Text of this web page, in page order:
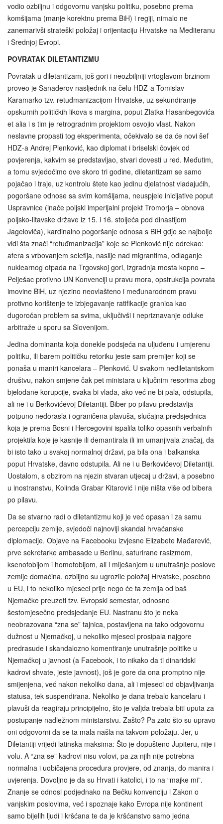
vodio ozbiljnu i odgovornu vanjsku politiku, posebno prema
komšijama (manje korektnu prema BiH) i regiji, nimalo ne
zanemarivši strateški položaj i orijentaciju Hrvatske na Mediteranu
i Srednjoj Evropi.
POVRATAK DILETANTIZMU
Povratak u diletantizam, još gori i neozbiljniji vrtoglavom brzinom
proveo je Sanaderov nasljednik na čelu HDZ-a Tomislav
Karamarko tzv. retuđmanizacijom Hrvatske, uz sekundiranje
opskurnih političkih likova s margina, poput Zlatka Hasanbegovića
et alia i s tim je retrogradnim projektom osvojio vlast. Nakon
neslavne propasti tog eksperimenta, očekivalo se da će novi šef
HDZ-a Andrej Plenković, kao diplomat i briselski čovjek od
povjerenja, kakvim se predstavljao, stvari dovesti u red. Međutim,
a tomu svjedočimo ove skoro tri godine, diletantizam se samo
pojačao i traje, uz kontrolu štete kao jedinu djelatnost vladajućih,
pogoršane odnose sa svim komšijama, neuspjele inicijative poput
Uspravnice (inače poljski imperijalni projekt Tromorja – obnova
poljsko-litavske države iz 15. i 16. stoljeća pod dinastijom
Jageloviča), kardinalno pogoršanje odnosa s BiH gdje se najbolje
vidi šta znači “retuđmanizacija” koje se Plenković nije odrekao:
afera s vrbovanjem selefija, nasilje nad migrantima, odlaganje
nuklearnog otpada na Trgovskoj gori, izgradnja mosta kopno –
Pelješac protivno UN Konvenciji u pravu mora, opstrukcija povrata
imovine BiH, uz njezino neovlašteno i međunarodnom pravu
protivno korištenje te izbjegavanje ratifikacije granica kao
dugoročan problem sa svima, uključivši i nepriznavanje odluke
arbitraže u sporu sa Slovenijom.
Jedina dominanta koja donekle podsjeća na uljuđenu i umjerenu
politiku, ili barem političku retoriku jeste sam premijer koji se
ponaša u maniri kancelara – Plenković. U svakom nediletantskom
društvu, nakon smjene čak pet ministara u ključnim resorima zbog
bjelodane korupcije, svaka bi vlada, ako već ne bi pala, odstupila,
ali ne i u Berkovićevoj Diletantiji. Biber po pilavu predstavlja
potpuno nedorasla i ograničena plavuša, slučajna predsjednica
koja je prema Bosni i Hercegovini ispalila toliko opasnih verbalnih
projektila koje je kasnije ili demantirala ili im umanjivala značaj, da
bi isto tako u svakoj normalnoj državi, pa bila ona i balkanska
poput Hrvatske, davno odstupila. Ali ne i u Berkovićevoj Diletantiji.
Uostalom, s obzirom na njezin stvaran utjecaj u državi, a posebno
u inostranstvu, Kolinda Grabar Kitarović i nije ništa više od bibera
po pilavu.
Da se stvarno radi o diletantizmu koji je već opasan i za samu
percepciju zemlje, svjedoči najnoviji skandal hrvaćanske
diplomacije. Objave na Facebooku izvjesne Elizabete Mađarević,
prve sekretarke ambasade u Berlinu, saturirane rasizmom,
ksenofobijom i homofobijom, ali i miješanjem u unutrašnje poslove
zemlje domaćina, ozbiljno su ugrozile položaj Hrvatske, posebno
u EU, i to nekoliko mjeseci prije nego će ta zemlja od baš
Njemačke preuzeti tzv. Evropski semestar, odnosno
šestomjesečno predsjedanje EU. Nastranu što je neka
neobrazovana “zna se” tajnica, postavljena na tako odgovornu
dužnost u Njemačkoj, u nekoliko mjeseci prosipala najgore
predrasude i skandalozno komentiranje unutrašnje politike u
Njemačkoj u javnost (a Facebook, i to nikako da ti dinaridski
kadrovi shvate, jeste javnost), još je gore da ona promptno nije
smijenjena, već nakon nekoliko dana, ali i mjeseci od objavljivanja
statusa, tek suspendirana. Nekoliko je dana trebalo kancelaru i
plavuši da reagiraju principijelno, što je valjda trebala biti uputa za
postupanje nadležnom ministarstvu. Zašto? Pa zato što su upravo
oni odgovorni da se ta mala našla na takvom položaju. Jer, u
Diletantiji vrijedi latinska maksima: Što je dopušteno Jupiteru, nije i
volu. A “zna se” kadrovi nisu volovi, pa za njih nije potrebna
normalna i uobičajena procedura provjere, od znanja, do manira i
uvjerenja. Dovoljno je da su Hrvati i katolici, i to na “majke mi”.
Znanje se odnosi podjednako na Bečku konvenciju i Zakon o
vanjskim poslovima, već i spoznaje kako Evropa nije kontinent
samo bijelih ljudi i kršćana te da je kršćanstvo samo jedna